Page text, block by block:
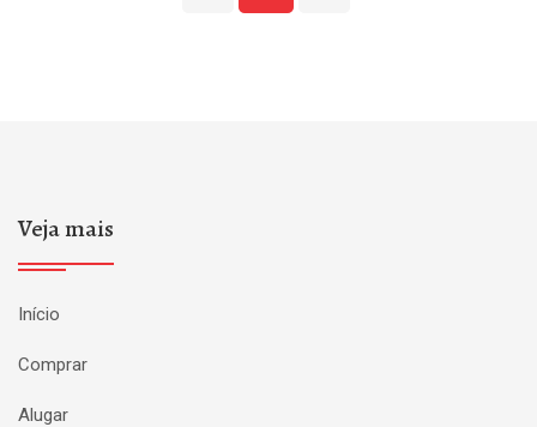
Veja mais
Início
Comprar
Alugar